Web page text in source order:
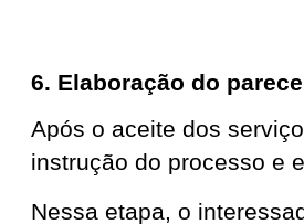
6. Elaboração do
Após o aceite dos
instrução do processo e
Nessa etapa, o